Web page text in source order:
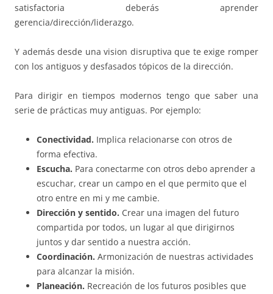
satisfactoria deberás aprender
gerencia/dirección/liderazgo.
Y además desde una vision disruptiva que te exige romper
con los antiguos y desfasados tópicos de la dirección.
Para dirigir en tiempos modernos tengo que saber una
serie de prácticas muy antiguas. Por ejemplo:
Conectividad. Implica relacionarse con otros de
forma efectiva.
Escucha. Para conectarme con otros debo aprender a
escuchar, crear un campo en el que permito que el
otro entre en mi y me cambie.
Dirección y sentido. Crear una imagen del futuro
compartida por todos, un lugar al que dirigirnos
juntos y dar sentido a nuestra acción.
Coordinación. Armonización de nuestras actividades
para alcanzar la misión.
Planeación. Recreación de los futuros posibles que